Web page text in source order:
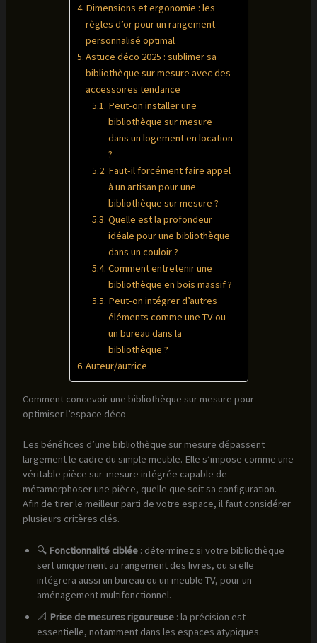
Dimensions et ergonomie : les
règles d’or pour un rangement
personnalisé optimal
Astuce déco 2025 : sublimer sa
bibliothèque sur mesure avec des
accessoires tendance
Peut-on installer une
bibliothèque sur mesure
dans un logement en location
?
Faut-il forcément faire appel
à un artisan pour une
bibliothèque sur mesure ?
Quelle est la profondeur
idéale pour une bibliothèque
dans un couloir ?
Comment entretenir une
bibliothèque en bois massif ?
Peut-on intégrer d’autres
éléments comme une TV ou
un bureau dans la
bibliothèque ?
Auteur/autrice
Comment concevoir une bibliothèque sur mesure pour
optimiser l’espace déco
Les bénéfices d’une bibliothèque sur mesure dépassent
largement le cadre du simple meuble. Elle s’impose comme une
véritable pièce sur-mesure intégrée capable de
métamorphoser une pièce, quelle que soit sa configuration.
Afin de tirer le meilleur parti de votre espace, il faut considérer
plusieurs critères clés.
🔍 Fonctionnalité ciblée: déterminez si votre bibliothèque
sert uniquement au rangement des livres, ou si elle
intégrera aussi un bureau ou un meuble TV, pour un
aménagement multifonctionnel.
📐 Prise de mesures rigoureuse: la précision est
essentielle, notamment dans les espaces atypiques.